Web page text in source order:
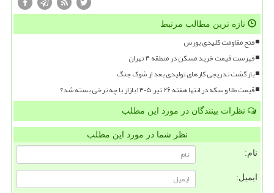
تازه ترین مطالب مرتبط
فتح مقاومت کلیدی بورس
فهرست قیمت خرید مسکن در منطقه ۴ تهران
بازگشت تدریجی کارهای تولیدی بعد از شوک جنگ
قیمت طلا و سکه در انتها هفته ۲۶ تیر ۱۴۰۵ بازار با چه نرخی بسته شد؟
نظرات بینندگان در مورد این مطلب
نظر شما در مورد این مطلب
نام:
ایمیل: